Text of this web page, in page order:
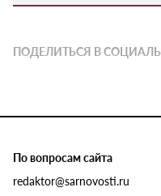
ПОДЕЛИТЬСЯ В
По вопросам сайта
redaktor@sarnovosti.ru